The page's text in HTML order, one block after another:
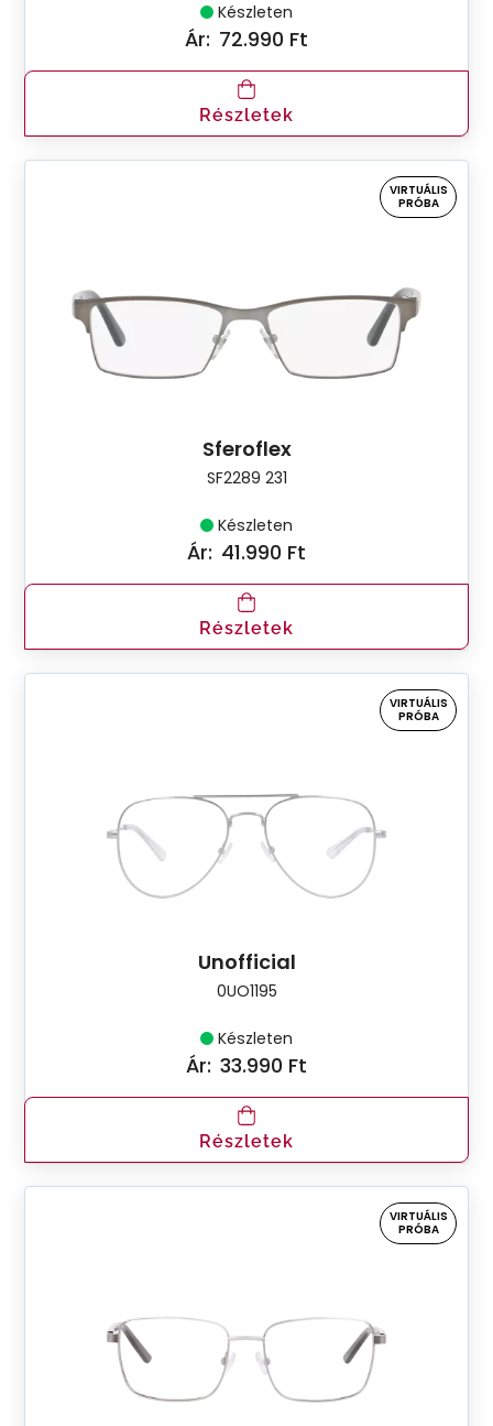
Készleten
Ár: 72.990 Ft
Részletek
VIRTUÁLIS
PRÓBA
Sferoflex
SF2289 231
Készleten
Ár: 41.990 Ft
Részletek
VIRTUÁLIS
PRÓBA
Unofficial
0UO1195
Készleten
Ár: 33.990 Ft
Részletek
VIRTUÁLIS
PRÓBA